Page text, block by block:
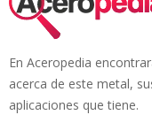
En Aceropedia
acerca de este metal,
aplicaciones que tiene.